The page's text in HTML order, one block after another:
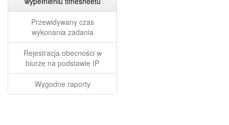
Przewidywany czas
wykonania zadania
Rejestracja obecności w
biurze na podstawie IP
Wygodne raporty